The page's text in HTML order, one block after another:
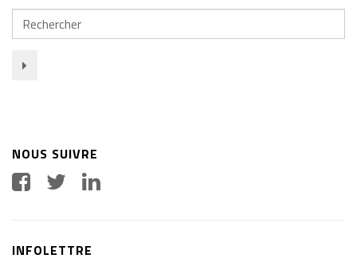
Rechercher
NOUS SUIVRE
INFOLETTRE